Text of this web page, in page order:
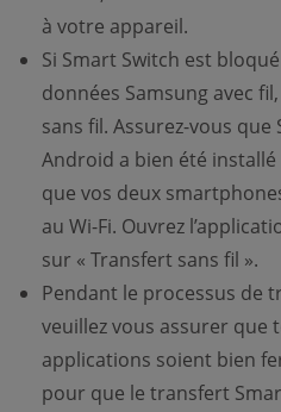
à votre appareil.
Si Smart Switch est
données Samsung avec
sans fil. Assurez-vous
Android a bien été
que vos deux
au Wi-Fi. Ouvrez
sur « Transfert sans fil ».
Pendant le processus de
veuillez vous assurer que
applications soient bien
pour que le transfert